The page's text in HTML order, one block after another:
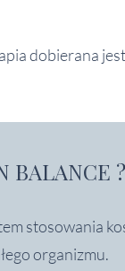
dobierana
BALANCE ?
stosowania
organizmu.